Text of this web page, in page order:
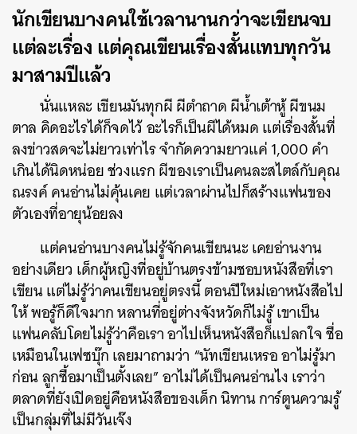
นักเขียนบางคนใช้เวลานานกว่าจะเขียนจบ
แต่ละเรื่อง แต่คุณเขียนเรื่องสั้นแทบทุกวัน
มาสามปีแล้ว
นั่นแหละ เขียนมันทุกผี ผีตำถาด ผีน้ำเต้าหู้ ผีขนม
ตาล คิดอะไรได้ก็จดไว้ อะไรก็เป็นผีได้หมด แต่เรื่องสั้นที่
ลงข่าวสดจะไม่ยาวเท่าไร จำกัดความยาวแค่ 1,000 คำ
เกินได้นิดหน่อย ช่วงแรก ผีของเราเป็นคนละสไตล์กับคุณ
ณรงค์ คนอ่านไม่คุ้นเคย แต่เวลาผ่านไปก็สร้างแฟนของ
ตัวเองที่อายุน้อยลง
แต่คนอ่านบางคนไม่รู้จักคนเขียนนะ เคยอ่านงาน
อย่างเดียว เด็กผู้หญิงที่อยู่บ้านตรงข้ามชอบหนังสือที่เรา
เขียน แต่ไม่รู้ว่าคนเขียนอยู่ตรงนี้ ตอนปีใหม่เอาหนังสือไป
ให้ พอรู้ก็ดีใจมาก หลานที่อยู่ต่างจังหวัดก็ไม่รู้ เขาเป็น
แฟนคลับโดยไม่รู้ว่าคือเรา อาไปเห็นหนังสือก็แปลกใจ ชื่อ
เหมือนในเฟซบุ๊ก เลยมาถามว่า “นัทเขียนเหรอ อาไม่รู้มา
ก่อน ลูกซื้อมาเป็นตั้งเลย” อาไม่ได้เป็นคนอ่านไง เราว่า
ตลาดที่ยังเปิดอยู่คือหนังสือของเด็ก นิทาน การ์ตูนความรู้
เป็นกลุ่มที่ไม่มีวันเจ๊ง